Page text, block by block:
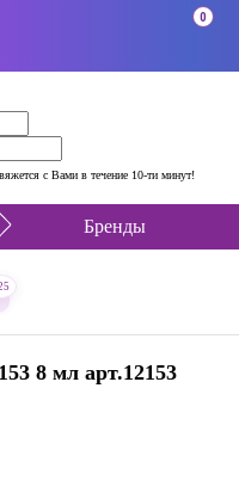
с Вами в течение 10-ти минут!
0
Бренды
8 мл арт.12153